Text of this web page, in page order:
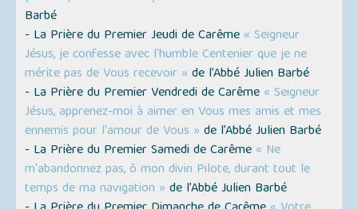
Barbé
- La Prière du Premier Jeudi de Carême « Seigneur
Jésus, je confesse avec l'humble Centenier que je ne
mérite pas de Vous recevoir » de l’Abbé Julien Barbé
- La Prière du Premier Vendredi de Carême « Seigneur
Jésus, apprenez-moi à aimer en Vous mes amis et mes
ennemis pour l'amour de Vous » de l’Abbé Julien Barbé
- La Prière du Premier Samedi de Carême « Ne
m'abandonnez pas, ô mon divin Pilote, durant tout le
temps de ma navigation » de l’Abbé Julien Barbé